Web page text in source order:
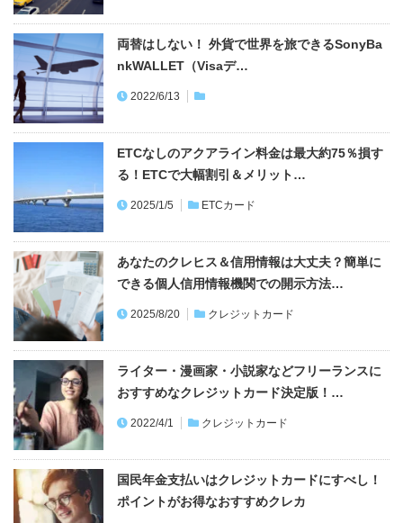
両替はしない！ 外貨で世界を旅できるSonyBa
nkWALLET（Visaデ…
2022/6/13
ETCなしのアクアライン料金は最大約75％損す
る！ETCで大幅割引＆メリット…
2025/1/5 ETCカード
あなたのクレヒス＆信用情報は大丈夫？簡単に
できる個人信用情報機関での開示方法…
2025/8/20 クレジットカード
ライター・漫画家・小説家などフリーランスに
おすすめなクレジットカード決定版！…
2022/4/1 クレジットカード
国民年金支払いはクレジットカードにすべし！
ポイントがお得なおすすめクレカ